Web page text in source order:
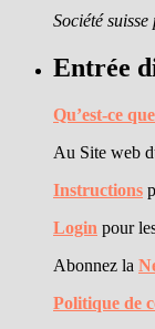
Société
Entrée
Qu’est-ce
Au Site web
Instructions
Login pour
Abonnez la
Politique de